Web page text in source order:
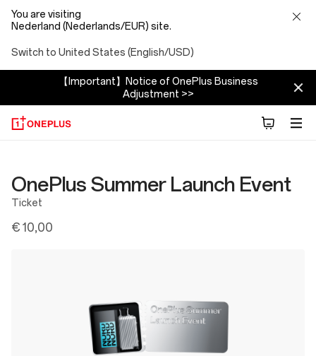
You are visiting
Nederland (Nederlands/EUR) site.
Switch to United States (English/USD)
【Important】Notice of OnePlus Business
Adjustment >>
OnePlus Summer Launch Event
Ticket
€ 10,00